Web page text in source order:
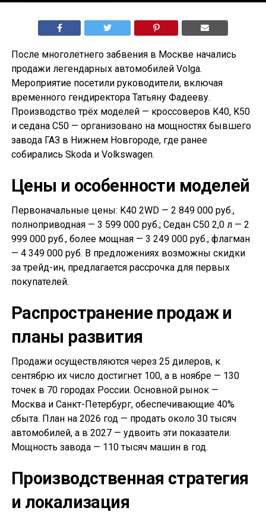
После многолетнего забвения в Москве начались
продажи легендарных автомобилей Volga.
Мероприятие посетили руководители, включая
временного гендиректора Татьяну Фадееву.
Производство трёх моделей — кроссоверов K40, K50
и седана С50 — организовано на мощностях бывшего
завода ГАЗ в Нижнем Новгороде, где ранее
собирались Skoda и Volkswagen.
Цены и особенности моделей
Первоначальные цены: K40 2WD — 2 849 000 руб.,
полноприводная — 3 599 000 руб.; Седан С50 2,0 л — 2
999 000 руб., более мощная — 3 249 000 руб.; флагман
— 4 349 000 руб. В предложениях возможны скидки
за трейд-ин, предлагается рассрочка для первых
покупателей.
Распространение продаж и
планы развития
Продажи осуществляются через 25 дилеров, к
сентябрю их число достигнет 100, а в ноябре — 130
точек в 70 городах России. Основной рынок —
Москва и Санкт-Петербург, обеспечивающие 40%
сбыта. План на 2026 год — продать около 30 тысяч
автомобилей, а в 2027 — удвоить эти показатели.
Мощность завода — 110 тысяч машин в год.
Производственная стратегия
и локализация